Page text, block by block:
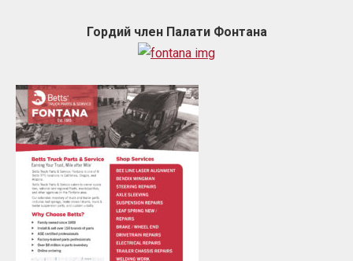
Гордий член Палати Фонтана